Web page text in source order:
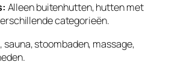
Alleen buitenhutten, hutten met
categorieën.
sauna, stoombaden, massage,